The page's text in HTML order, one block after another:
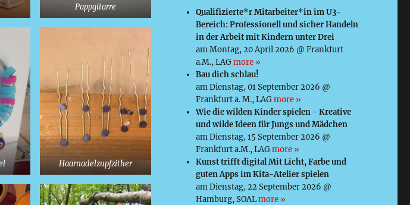
Pappgitarre
Haarnadelzupfzither
Qualifizierte*r Mitarbeiter*in im U3-
Bereich: Professionell und sicher Handeln
in der Arbeit mit Kindern unter Drei
am Montag, 20 April 2026 @ Frankfurt
a.M., LAGmore »
Bau dich schlau!
am Dienstag, 01 September 2026 @
Frankfurt a. M., LAGmore »
Wie die wilden Kinder spielen - Kreative
und wilde Ideen für Jungs und Mädchen
am Dienstag, 15 September 2026 @
Frankfurt a.M., LAGmore »
Kunst trifft digital Mit Licht, Farbe und
guten Apps im Kita-Atelier spielen
am Dienstag, 22 September 2026 @
Hamburg, SOALmore »